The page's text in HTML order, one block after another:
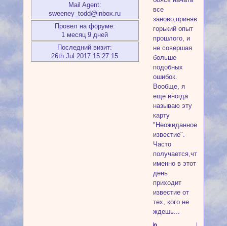
Mail Agent:
sweeney_todd@inbox.ru
Провел на форуме:
1 месяц 9 дней
Последний визит:
26th Jul 2017 15:27:15
все
заново,приняв
горький опыт
прошлого, и
не совершая
больше
подобных
ошибок.
Вообще, я
еще иногда
называю эту
карту
"Неожиданное
известие".
Часто
получается,что
именно в этот
день
приходит
известие от
тех, кого не
ждешь...